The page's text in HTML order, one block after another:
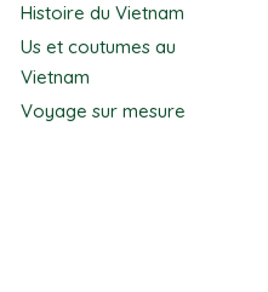
Histoire du Vietnam
Us et coutumes au
Vietnam
Voyage sur mesure